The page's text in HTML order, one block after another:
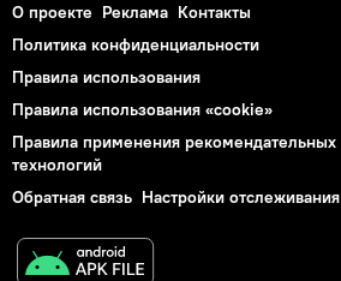
О проекте Реклама Контакты
Политика конфиденциальности
Правила использования
Правила использования «cookie»
Правила применения рекомендательных
технологий
Обратная связь Настройки отслеживания